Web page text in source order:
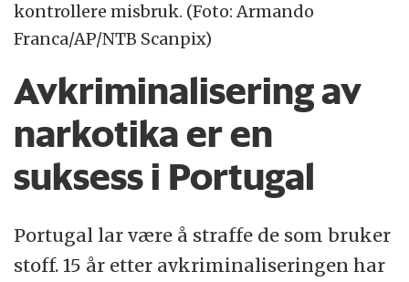
kontrollere misbruk. (Foto: Armando
Franca/AP/NTB Scanpix)
Avkriminalisering av
narkotika er en
suksess i Portugal
Portugal lar være å straffe de som bruker
stoff. 15 år etter avkriminaliseringen har